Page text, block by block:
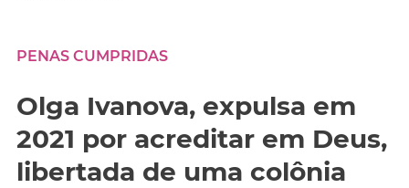
PENAS CUMPRIDAS
Olga Ivanova, expulsa em
2021 por acreditar em Deus,
libertada de uma colônia